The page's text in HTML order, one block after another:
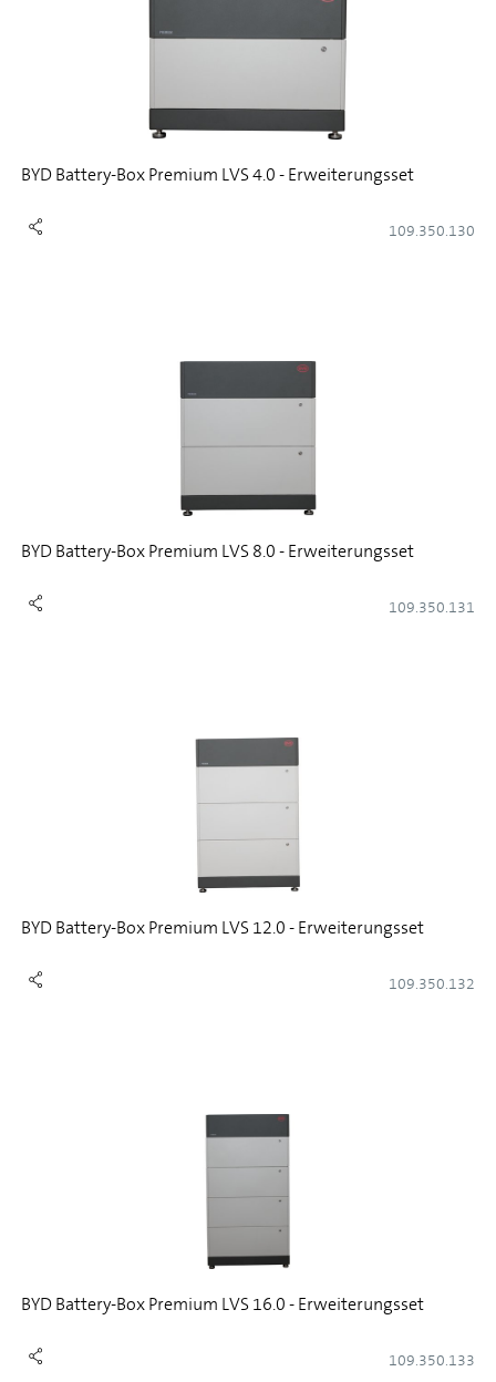
BYD Battery-Box Premium LVS 4.0 - Erweiterungsset
109.350.130
BYD Battery-Box Premium LVS 8.0 - Erweiterungsset
109.350.131
BYD Battery-Box Premium LVS 12.0 - Erweiterungsset
109.350.132
BYD Battery-Box Premium LVS 16.0 - Erweiterungsset
109.350.133